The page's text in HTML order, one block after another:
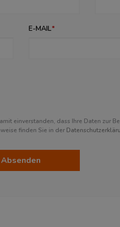
E-MAIL
einverstanden, dass Ihre Daten zur
finden Sie in der
Absenden